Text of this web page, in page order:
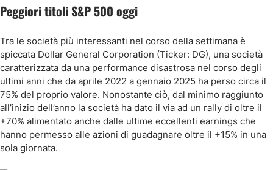
Peggiori titoli S&P 500 oggi
Tra le società più interessanti nel corso della settimana è
spiccata Dollar General Corporation (Ticker: DG), una società
caratterizzata da una performance disastrosa nel corso degli
ultimi anni che da aprile 2022 a gennaio 2025 ha perso circa il
75% del proprio valore. Nonostante ciò, dal minimo raggiunto
all’inizio dell’anno la società ha dato il via ad un rally di oltre il
+70% alimentato anche dalle ultime eccellenti earnings che
hanno permesso alle azioni di guadagnare oltre il +15% in una
sola giornata.